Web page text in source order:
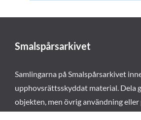
Smalspårsarkivet
Samlingarna på Smalspårsarkivet
upphovsrättsskyddat material. Dela
objekten, men övrig användning